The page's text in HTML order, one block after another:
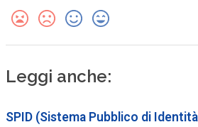
Leggi anche:
SPID (Sistema Pubblico di Identità